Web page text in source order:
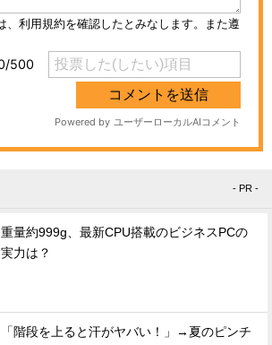
- PR -
重量約999g、最新CPU搭載のビジネスPCの
実力は？
「階段を上ると汗がヤバい！」→夏のピンチ